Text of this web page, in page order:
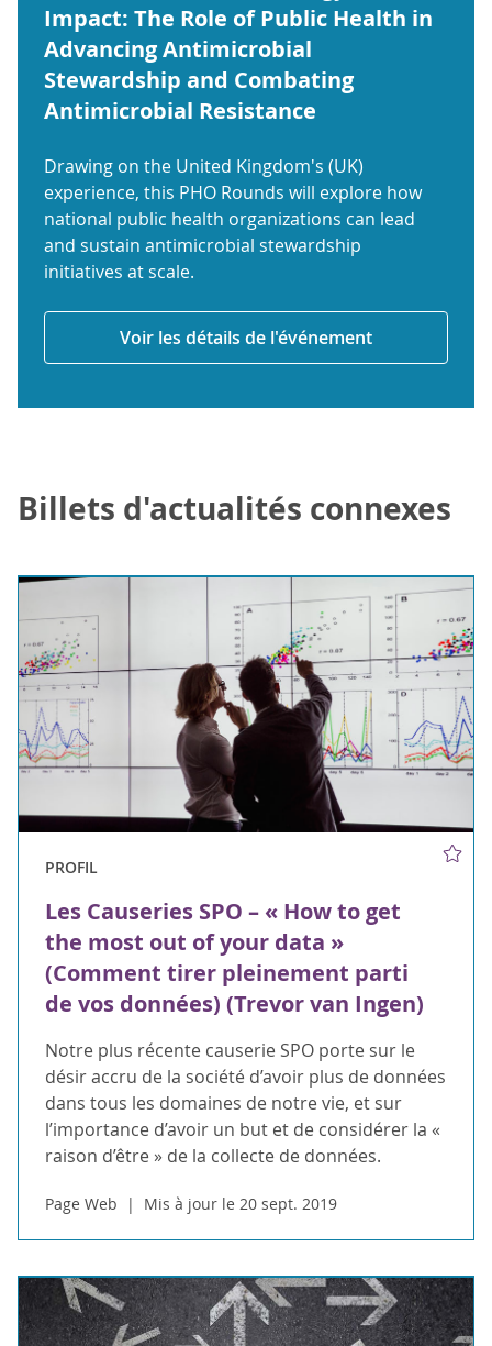
Impact: The Role of Public Health in
Advancing Antimicrobial
Stewardship and Combating
Antimicrobial Resistance
Drawing on the United Kingdom's (UK)
experience, this PHO Rounds will explore how
national public health organizations can lead
and sustain antimicrobial stewardship
initiatives at scale.
Voir les détails de l'événement
Billets d'actualités connexes
PROFIL
Les Causeries SPO – « How to get
the most out of your data »
(Comment tirer pleinement parti
de vos données) (Trevor van Ingen)
Notre plus récente causerie SPO porte sur le
désir accru de la société d’avoir plus de données
dans tous les domaines de notre vie, et sur
l’importance d’avoir un but et de considérer la «
raison d’être » de la collecte de données.
Page Web Mis à jour le 20 sept. 2019